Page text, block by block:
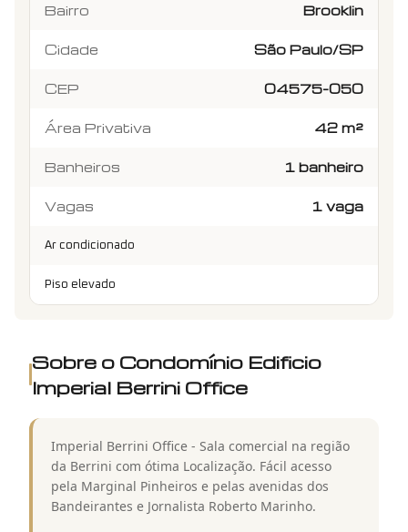
Bairro Brooklin
Cidade São Paulo/SP
CEP 04575-050
Área Privativa 42 m²
Banheiros 1 banheiro
Vagas 1 vaga
Ar condicionado
Piso elevado
Sobre o Condomínio Edificio
Imperial Berrini Office
Imperial Berrini Office - Sala comercial na região
da Berrini com ótima Localização. Fácil acesso
pela Marginal Pinheiros e pelas avenidas dos
Bandeirantes e Jornalista Roberto Marinho.